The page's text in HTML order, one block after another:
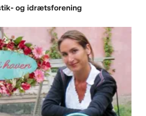
og idrætsforening